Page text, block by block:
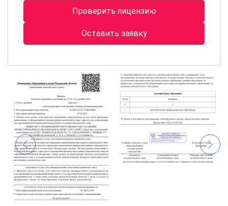
Проверить лицензию
Оставить заявку